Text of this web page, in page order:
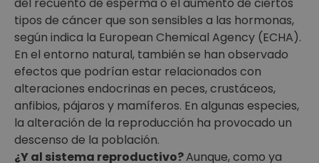
tipos de cáncer que son sensibles a las hormonas,
según indica la European Chemical Agency (ECHA).
En el entorno natural, también se han observado
efectos que podrían estar relacionados con
alteraciones endocrinas en peces, crustáceos,
anfibios, pájaros y mamíferos. En algunas especies,
la alteración de la reproducción ha provocado un
descenso de la población.
¿Y al sistema reproductivo?Aunque, como ya